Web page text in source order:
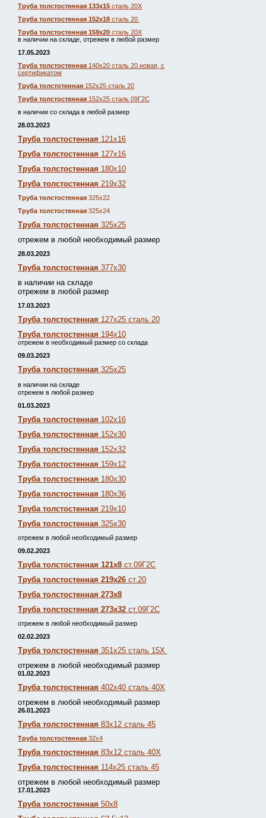
Труба толстостенная 133х15 сталь 20Х
Труба толстостенная 152х18 сталь 20
Труба толстостенная 159х20 сталь 20Х
в наличии на складе, отрежем в любой размер
17.05.2023
Труба толстостенная 140х20 сталь 20 новая, с
сертификатом
Труба толстотенная 152х25 сталь 20
Труба толстостенная 152х25 сталь 09Г2С
в наличии со склада в любой размер
28.03.2023
Труба толстостенная 121х16
Труба толстостенная 127х16
Труба толстостенная 180х10
Труба толстостенная 219х32
Труба толстостенная 325х22
Труба толстостенная 325х24
Труба толстостенная 325х25
отрежем в любой необходимый размер
28.03.2023
Труба толстостенная 377х30
в наличии на складе
отрежем в любой размер
17.03.2023
Труба толстостенная 127х25 сталь 20
Труба толстостенная 194х10
отрежем в необходимый размер со склада
09.03.2023
Труба толстостенная 325х25
в наличии на складе
отрежем в любой размер
01.03.2023
Труба толстостенная 102х16
Труба толстостенная 152х30
Труба толстостенная 152х32
Труба толстостенная 159х12
Труба толстостенная 180х30
Труба толстостенная 180х36
Труба толстостенная 219х10
Труба толстостенная 325х30
отрежем в любой необходимый размер
09.02.2023
Труба толстостенная 121х8 ст.09Г2С
Труба толстостенная 219х26 ст.20
Труба толстостенная 273х8
Труба толстостенная 273х32 ст.09Г2С
отрежем в любой необходимый размер
02.02.2023
Труба толстостенная 351х25 сталь 15Х
отрежем в любой необходимый размер
01.02.2023
Труба толстостенная 402х40 сталь 40Х
отрежем в любой необходимый размер
26.01.2023
Труба толстостенная 83х12 сталь 45
Труба толстостенная 32х4
Труба толстостенная 83х12 сталь 40Х
Труба толстостенная 114х25 сталь 45
отрежем в любой необходимый размер
17.01.2023
Труба толстостенная 50х8